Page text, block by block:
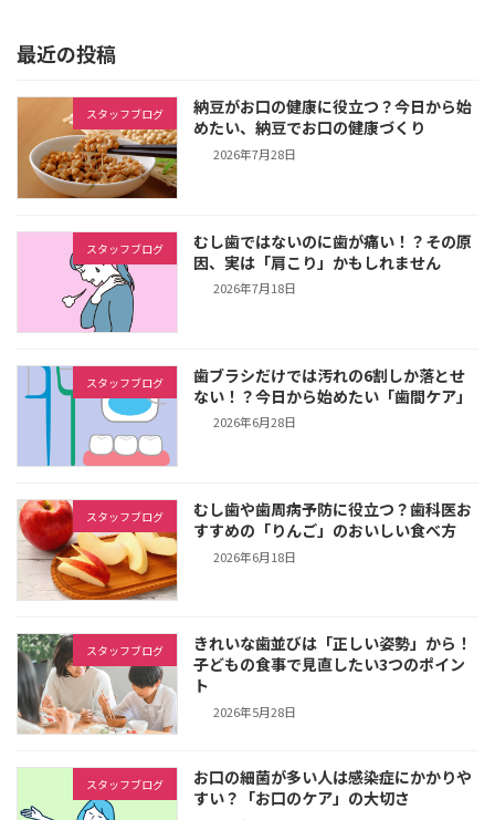
最近の投稿
スタッフブログ
納豆がお口の健康に役立つ？今日から始
めたい、納豆でお口の健康づくり
2026年7月28日
スタッフブログ
むし歯ではないのに歯が痛い！？その原
因、実は「肩こり」かもしれません
2026年7月18日
スタッフブログ
歯ブラシだけでは汚れの6割しか落とせ
ない！？今日から始めたい「歯間ケア」
2026年6月28日
スタッフブログ
むし歯や歯周病予防に役立つ？歯科医お
すすめの「りんご」のおいしい食べ方
2026年6月18日
スタッフブログ
きれいな歯並びは「正しい姿勢」から！
子どもの食事で見直したい3つのポイン
ト
2026年5月28日
スタッフブログ
お口の細菌が多い人は感染症にかかりや
すい？「お口のケア」の大切さ